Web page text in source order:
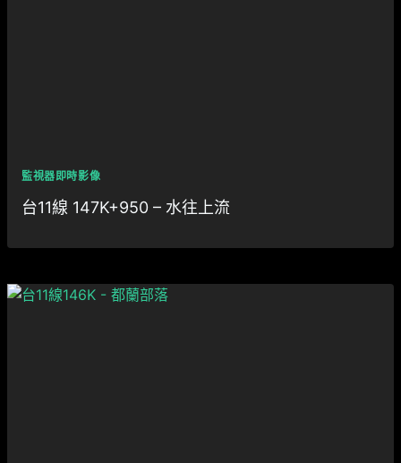
監視器即時影像
台11線 147K+950 – 水往上流